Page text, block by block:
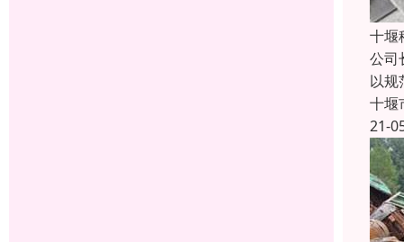
十堰
公司
以规
十堰
21-